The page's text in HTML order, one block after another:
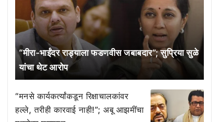
“मीरा-भाईंदर राड्याला फडणवीस जबाबदार”; सुप्रिया सुळे
यांचा थेट आरोप
“मनसे कार्यकर्त्यांकडून रिक्षाचालकांवर
हल्ले, तरीही कारवाई नाही!”; अबू आझमींचा